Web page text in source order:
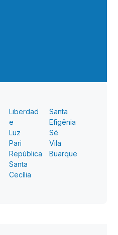
Liberdad
e
Luz
Pari
República
Santa
Cecília
Santa
Efigênia
Sé
Vila
Buarque